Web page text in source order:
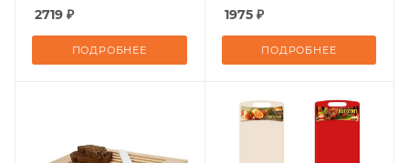
2719 ₽
ПОДРОБНЕЕ
1975 ₽
ПОДРОБНЕЕ